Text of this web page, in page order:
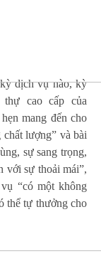
dịch vụ nào, kỳ
cao cấp của
mang đến cho
lượng” và bài
sự sang trọng,
với sự thoải mái”,
“có một không
thể tự thưởng cho